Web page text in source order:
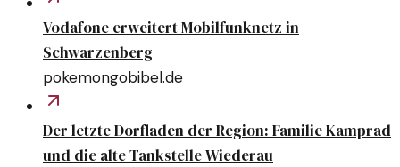
Vodafone erweitert Mobilfunknetz in
Schwarzenberg
pokemongobibel.de
Der letzte Dorfladen der Region: Familie Kamprad
und die alte Tankstelle Wiederau